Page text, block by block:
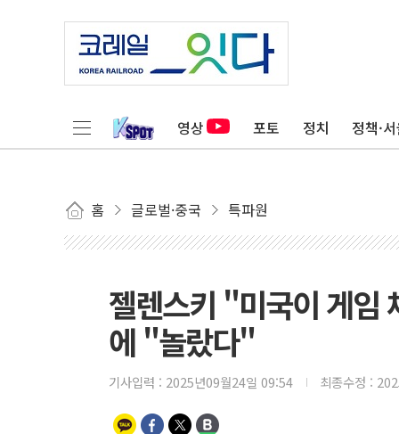
영상 포토 정치 정책·
홈 글로벌·중국 특파원
젤렌스키 "미국이 게임
에 "놀랐다"
기사입력 : 2025년09월24일 09:54 최종수정 :